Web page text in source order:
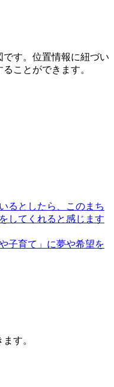
す。位置情報に紐づい
ことができます。
るとしたら、このまち
してくれると感じます
子育て」に夢や希望を
す。